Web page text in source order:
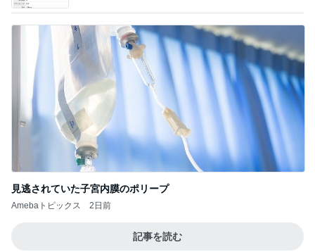
見逃されていた子宮内膜のポリープ
Amebaトピックス 2日前
記事を読む